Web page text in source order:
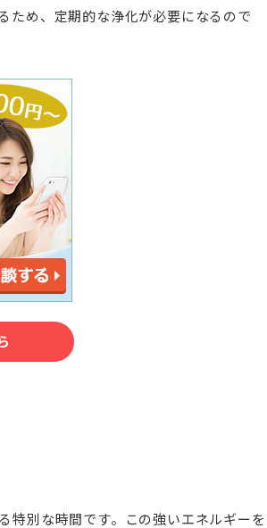
ため、定期的な浄化が必要になるので
特別な時間です。この強いエネルギーを